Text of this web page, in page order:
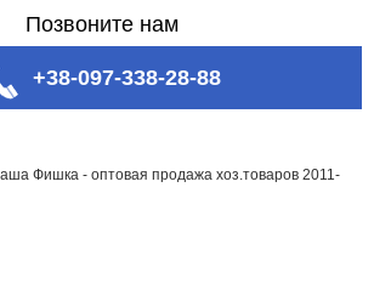
Позвоните нам
+38-097-338-28-88
Фишка - оптовая продажа хоз.товаров 2011-